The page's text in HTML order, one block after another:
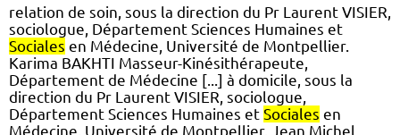
relation de soin, sous la direction du Pr Laurent VISIER,
sociologue, Département Sciences Humaines et
Sociales en Médecine, Université de Montpellier.
Karima BAKHTI Masseur-Kinésithérapeute,
Département de Médecine [...] à domicile, sous la
direction du Pr Laurent VISIER, sociologue,
Département Sciences Humaines et Sociales en
Médecine, Université de Montpellier. Jean Michel